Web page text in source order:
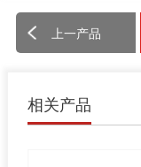
上一产品
相关产品